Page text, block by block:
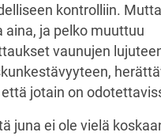
kontrolliin. Mutta
aina, ja pelko muuttuu
vaunujen
jotain on
juna ei ole vielä